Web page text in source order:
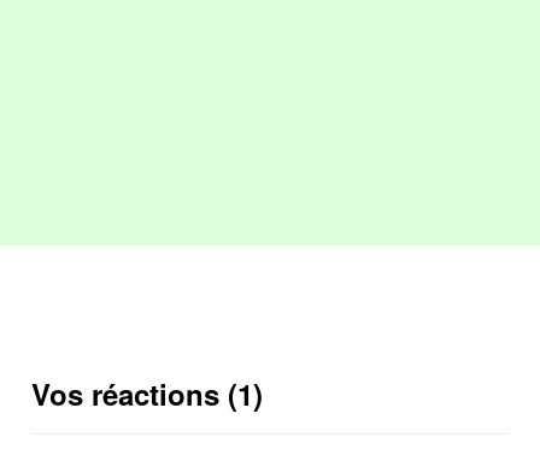
Vos réactions (1)